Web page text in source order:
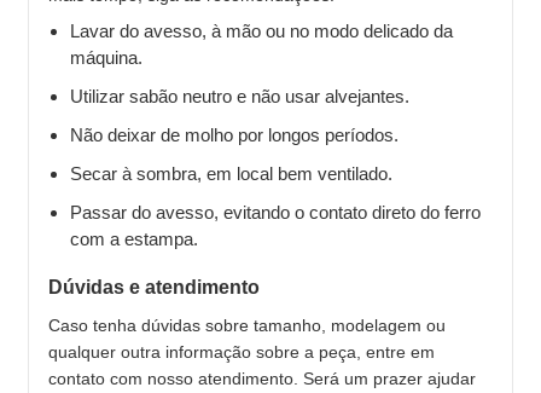
Lavar do avesso, à mão ou no modo delicado da
máquina.
Utilizar sabão neutro e não usar alvejantes.
Não deixar de molho por longos períodos.
Secar à sombra, em local bem ventilado.
Passar do avesso, evitando o contato direto do ferro
com a estampa.
Dúvidas e atendimento
Caso tenha dúvidas sobre tamanho, modelagem ou
qualquer outra informação sobre a peça, entre em
contato com nosso atendimento. Será um prazer ajudar